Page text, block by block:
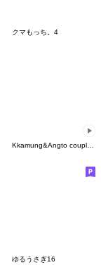
クマもっち。4
Kkamung&Angto couple10(Kkamung ver.)
ゆるうさぎ16